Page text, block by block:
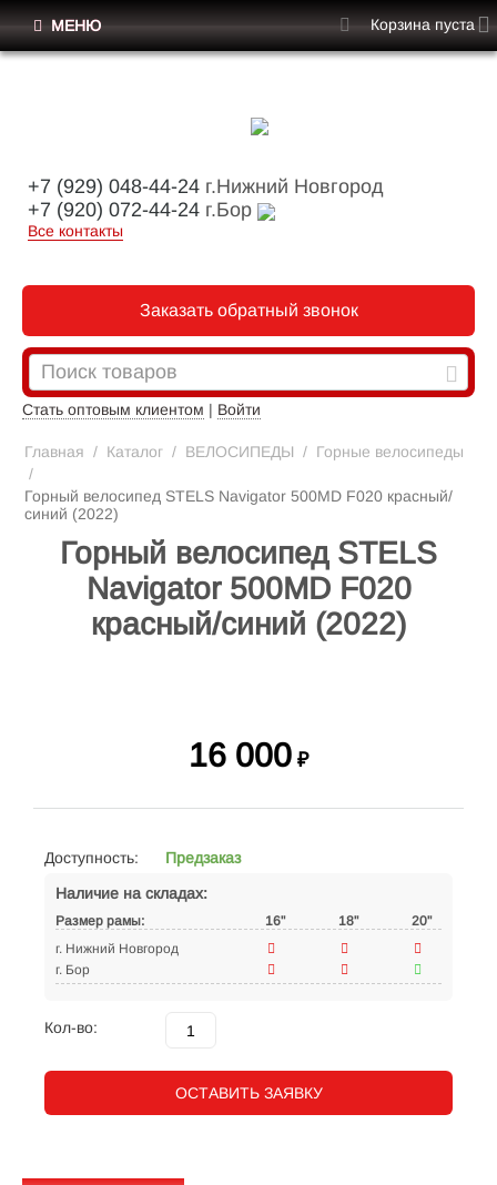
+7 (929) 048-44-24 г.Нижний Новгород
+7 (920) 072-44-24 г.Бор
Все контакты
Заказать обратный звонок
Стать оптовым клиентом | Войти
МЕНЮ Корзина пуста
Главная / Каталог / ВЕЛОСИПЕДЫ / Горные велосипеды
/
Горный велосипед STELS Navigator 500MD F020 красный/
синий (2022)
Горный велосипед STELS
Navigator 500MD F020
красный/синий (2022)
16 000 ₽
Доступность:
Предзаказ
Наличие на складах:
Размер рамы: 16" 18"
20"
г. Нижний Новгород
г. Бор
Кол-во:
ОСТАВИТЬ ЗАЯВКУ